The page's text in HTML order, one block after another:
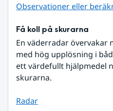
Observationer eller
Få koll på skurarna
En väderradar övervakar
med hög upplösning i
ett värdefullt hjälpmedel
skurarna.
Radar